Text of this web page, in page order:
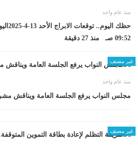
منذ عام واحد
09:52 صـ منذ 27 دقيقة
غير مصنف
منذ عام واحد
مجلس النواب يرفع الجلسة العامة ويناقش
غير مصنف